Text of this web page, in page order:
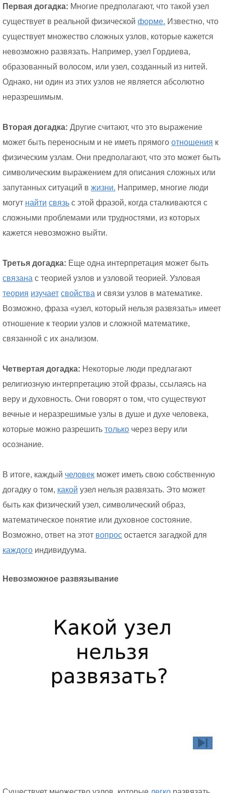
Первая догадка: Многие предполагают, что такой узел
существует в реальной физической форме. Известно, что
существует множество сложных узлов, которые кажется
невозможно развязать. Например, узел Гордиева,
образованный волосом, или узел, созданный из нитей.
Однако, ни один из этих узлов не является абсолютно
неразрешимым.
Вторая догадка: Другие считают, что это выражение
может быть переносным и не иметь прямого отношения к
физическим узлам. Они предполагают, что это может быть
символическим выражением для описания сложных или
запутанных ситуаций в жизни. Например, многие люди
могут найти связь с этой фразой, когда сталкиваются с
сложными проблемами или трудностями, из которых
кажется невозможно выйти.
Третья догадка: Еще одна интерпретация может быть
связана с теорией узлов и узловой теорией. Узловая
теория изучает свойства и связи узлов в математике.
Возможно, фраза «узел, который нельзя развязать» имеет
отношение к теории узлов и сложной математике,
связанной с их анализом.
Четвертая догадка: Некоторые люди предлагают
религиозную интерпретацию этой фразы, ссылаясь на
веру и духовность. Они говорят о том, что существуют
вечные и неразрешимые узлы в душе и духе человека,
которые можно разрешить только через веру или
осознание.
В итоге, каждый человек может иметь свою собственную
догадку о том, какой узел нельзя развязать. Это может
быть как физический узел, символический образ,
математическое понятие или духовное состояние.
Возможно, ответ на этот вопрос остается загадкой для
каждого индивидуума.
Невозможное развязывание